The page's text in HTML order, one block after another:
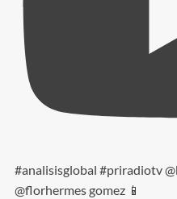
#analisisglobal #priradiotv
@florhermes gomez 📱